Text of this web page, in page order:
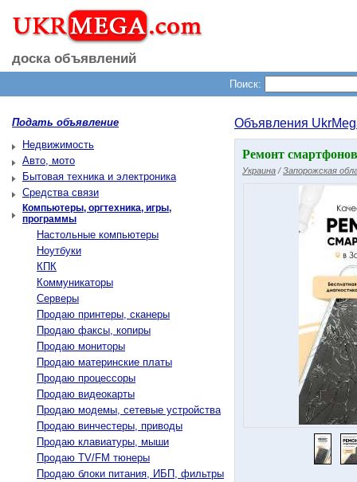
доска объявлений
Поиск:
Подать объявление
Недвижимость
Авто, мото
Бытовая техника и электроника
Средства связи
Компьютеры, оргтехника, игры,
программы
Настольные компьютеры
Ноутбуки
КПК
Коммуникаторы
Серверы
Продаю принтеры, сканеры
Продаю факсы, копиры
Продаю мониторы
Продаю материнские платы
Продаю процессоры
Продаю видеокарты
Продаю модемы, сетевые устройства
Продаю винчестеры, приводы
Продаю клавиатуры, мыши
Продаю TV/FM тюнеры
Продаю блоки питания, ИБП, фильтры
Объявления
Ремонт
Украина /Запорожская